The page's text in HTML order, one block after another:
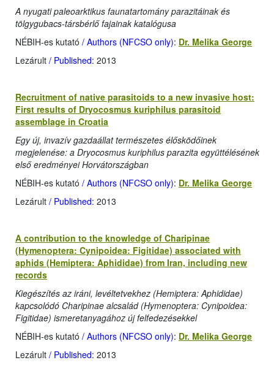
A nyugati paleoarktikus faunatartomány parazitáinak és
tölgygubacs-társbérlő fajainak katalógusa
NÉBIH-es kutató / Authors (NFCSO only): Dr. Melika George
Lezárult / Published: 2013
Recruitment of native parasitoids to a new invasive host:
First results of Dryocosmus kuriphilus parasitoid
assemblage in Croatia
Egy új, invazív gazdaállat természetes élősködőinek
megjelenése: a Dryocosmus kuriphilus parazita együttélésének
első eredményei Horvátországban
NÉBIH-es kutató / Authors (NFCSO only): Dr. Melika George
Lezárult / Published: 2013
A contribution to the knowledge of Charipinae
(Hymenoptera: Cynipoidea: Figitidae) associated with
aphids (Hemiptera: Aphididae) from Iran, including new
records
Kiegészítés az iráni, levéltetvekhez (Hemiptera: Aphididae)
kapcsolódó Charipinae alcsalád (Hymenoptera: Cynipoidea:
Figitidae) ismeretanyagához új felfedezésekkel
NÉBIH-es kutató / Authors (NFCSO only): Dr. Melika George
Lezárult / Published: 2013